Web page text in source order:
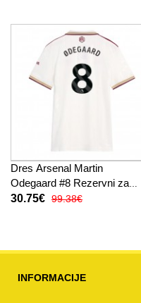
Dres Arsenal Martin
Odegaard #8 Rezervni za
Žensko 2025-26 Kratak
30.75€ 99.38€
INFORMACIJE